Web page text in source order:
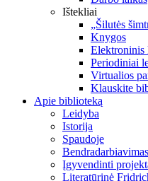
Ištekliai
„Šilutės
Knygos
Elektroninis
Periodiniai
Virtualios
Klauskite
Apie biblioteką
Leidyba
Istorija
Spaudoje
Bendradarbiavimas
Įgyvendinti
Literatūrinė